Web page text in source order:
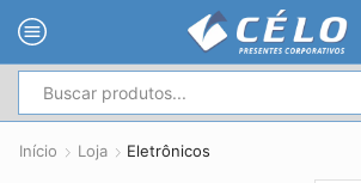
de
Início Loja Eletrônicos